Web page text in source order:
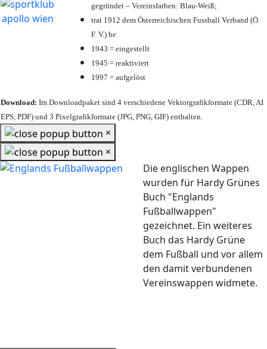
gegründet – Vereinsfarben: Blau-Weiß;
trat 1912 dem Österreichischen Fussball Verband (Ö.
F. V.) be
1943 = eingestellt
1945 = reaktiviert
1997 = aufgelöst
Download: Im Downloadpaket sind 4 verschiedene Vektorgrafikformate (CDR, AI
EPS, PDF) und 3 Pixelgrafikformate (JPG, PNG, GIF) enthalten.
×
×
Die englischen Wappen
wurden für Hardy Grünes
Buch "Englands
Fußballwappen"
gezeichnet. Ein weiteres
Buch das Hardy Grüne
dem Fußball und vor allem
den damit verbundenen
Vereinswappen widmete.